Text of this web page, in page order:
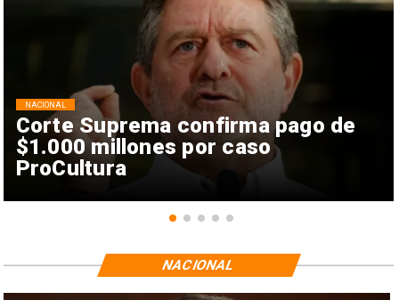
Corte Suprema confirma pago de
$1.000 millones por caso
ProCultura
NACIONAL
NACIONAL